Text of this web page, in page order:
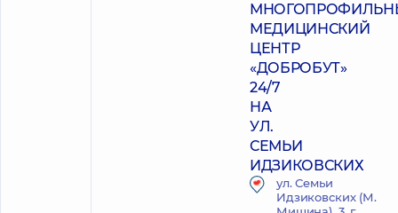
МЕДИЦИНСКИЙ
ЦЕНТР
«ДОБРОБУТ»
24/7
НА
УЛ.
СЕМЬИ
ИДЗИКОВСКИХ
ул. Семьи
Идзиковских (М.